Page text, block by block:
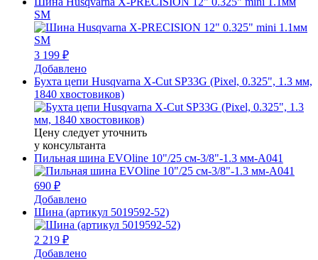
SM
3 199 ₽
Добавлено
Бухта цепи Husqvarna X-Cut SP33G (Pixel, 0.325", 1.3 мм,
1840 хвостовиков)
Цену следует уточнить
у консультанта
Пильная шина EVOline 10"/25 см-3/8"-1.3 мм-A041
690 ₽
Добавлено
Шина (артикул 5019592-52)
2 219 ₽
Добавлено